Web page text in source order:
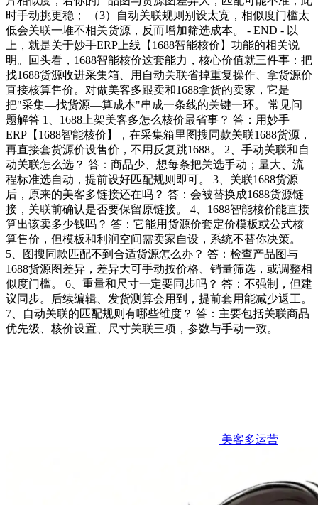
时手动挑更稳； （3）自动关联规则别设太宽，相似度门槛太
低会关联一堆不相关货源，反而增加筛选成本。 - END - 以
上，就是关于妙手ERP上线【1688智能核价】功能的相关说
明。回头看，1688智能核价这套能力，核心价值就三件事：把
找1688货源收进采集箱、用自动关联省掉重复操作、拿货源价
直接核算售价。对做美客多跟卖和1688拿货的卖家，它是
把"采集—找货源—算成本"串成一条线的关键一环。 常见问
题解答 1、1688上架美客多怎么核价最省事？ 答：用妙手
ERP【1688智能核价】，在采集箱里图搜同款关联1688货源，
再直接套货源价设售价，不用反复跳1688。 2、手动关联和自
动关联怎么选？ 答：商品少、想每条把关选手动；量大、流
程标准选自动，提前设好匹配规则即可。 3、关联1688货源
后，原来的美客多链接还在吗？ 答：会被替换成1688货源链
接，关联前确认是否要保留原链接。 4、1688智能核价能直接
算出该卖多少钱吗？ 答：它能用货源价套定价模板或公式核
算售价，但模板和利润空间需卖家自设，系统不替你决策。
5、图搜同款匹配不到合适货源怎么办？ 答：检查产品图与
1688货源图差异，差异大可手动按价格、销量筛选，或调整相
似度门槛。 6、重量和尺寸一定要同步吗？ 答：不强制，但建
议同步。后续编辑、发货测算会用到，提前套用能减少返工。
7、自动关联的匹配规则有哪些维度？ 答：主要包括关联商品
优先级、核价设置、尺寸关联三项，参数与手动一致。
美客多运营